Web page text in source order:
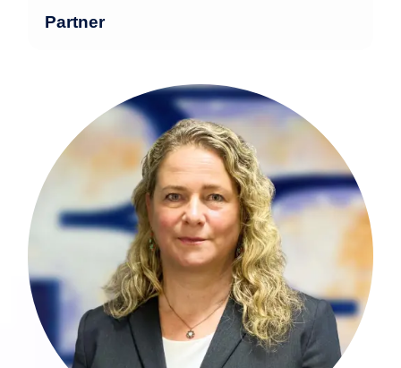
Partner
Ina Berger verfügt über 30 Jahre
Erfahrung in der Finanzindustrie, davon
27 Jahre in der spezialisierten
Betreuung vermögender und sehr
vermögender Privatkunden, davon 14
Jahre in der bankenunabhängigen
Vermögensverwaltung.
mehr